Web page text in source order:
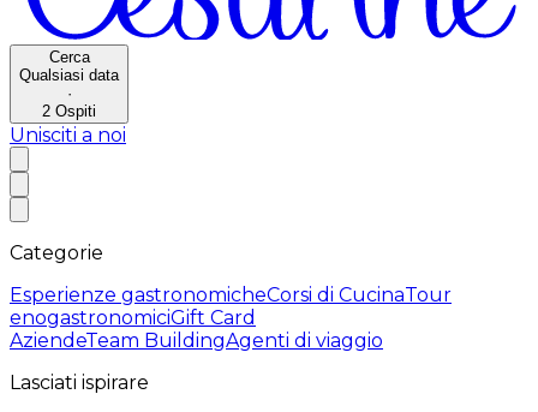
Cerca
Qualsiasi data
·
2 Ospiti
Unisciti a noi
Categorie
Esperienze gastronomicheCorsi di CucinaTour
enogastronomiciGift Card
AziendeTeam BuildingAgenti di viaggio
Lasciati ispirare